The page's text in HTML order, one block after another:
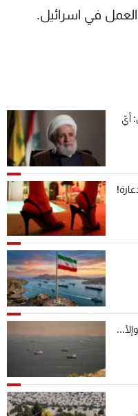
في اسرائيل.
أيّ